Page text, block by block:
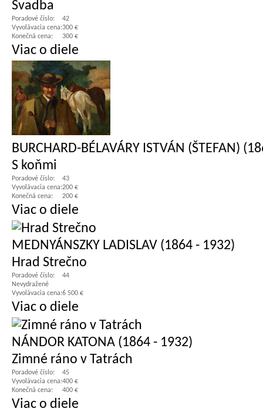
Svadba
Poradové číslo:
42
Vyvolávacia cena:300 €
Konečná cena:
300 €
Viac o diele
BURCHARD-BÉLAVÁRY ISTVÁN (ŠTEFAN)
S koňmi
Poradové číslo:
43
Vyvolávacia cena:200 €
Konečná cena:
200 €
Viac o diele
MEDNYÁNSZKY LADISLAV (1864 - 1932)
Hrad Strečno
Poradové číslo:
44
Nevydražené
Vyvolávacia cena:6 500 €
Viac o diele
NÁNDOR KATONA (1864 - 1932)
Zimné ráno v Tatrách
Poradové číslo:
45
Vyvolávacia cena:400 €
Konečná cena:
400 €
Viac o diele